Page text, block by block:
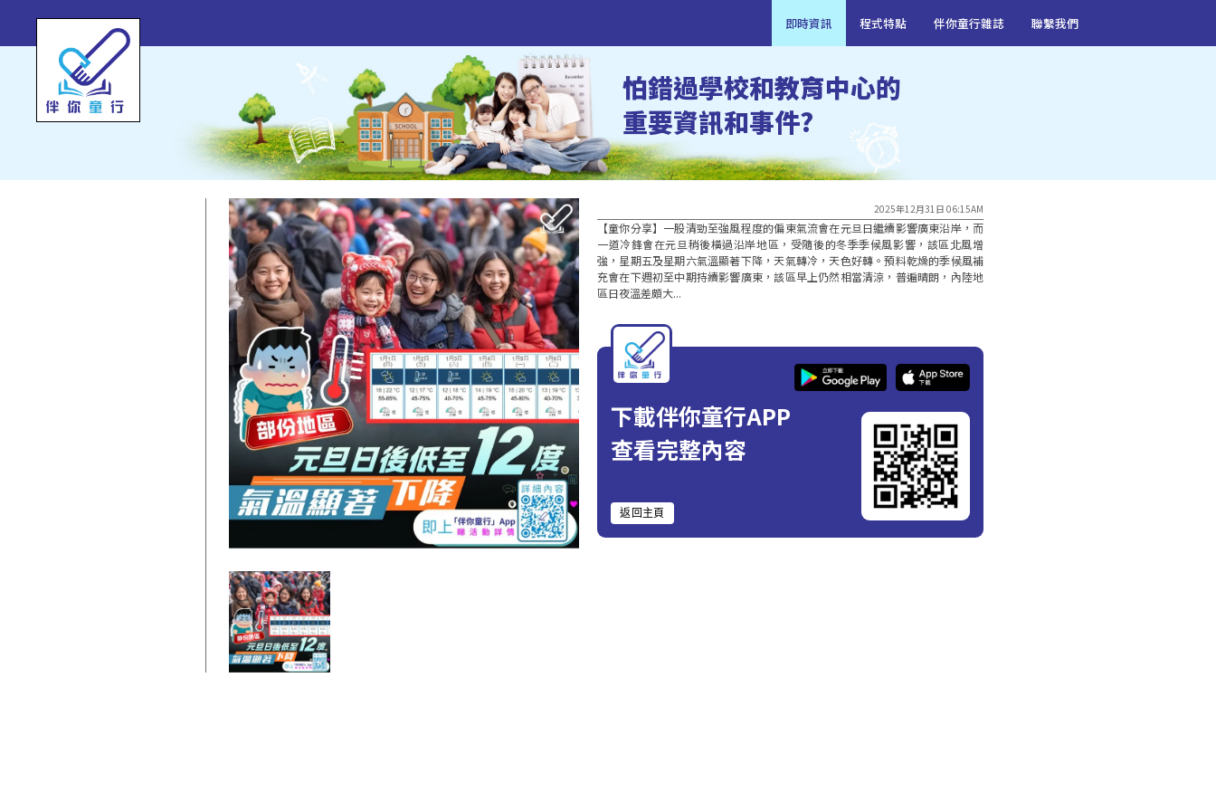
即時資訊 程式特點 伴你童行雜誌 聯繫我們
怕錯過學校和教育中心的
重要資訊和事件?
2025年12月31日 06:15AM
【童你分享】一股清勁至強風程度的偏東氣流會在元旦日繼續影響廣東沿岸，而
一道冷鋒會在元旦稍後橫過沿岸地區，受隨後的冬季季候風影響，該區北風增
強，星期五及星期六氣溫顯著下降，天氣轉冷，天色好轉。預料乾燥的季候風補
充會在下週初至中期持續影響廣東，該區早上仍然相當清涼，普遍晴朗，內陸地
區日夜溫差頗大...
下載伴你童行APP
查看完整內容
返回主頁